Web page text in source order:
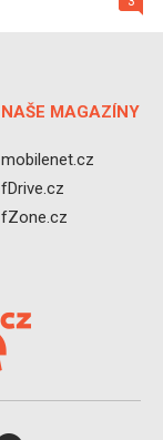
NAŠE MAGAZÍNY
mobilenet.cz
fDrive.cz
fZone.cz